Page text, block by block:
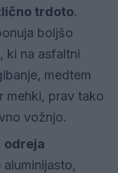
trdoto.
boljšo
ki na asfaltni
medtem
mehki, prav tako
vožnjo.
odreja